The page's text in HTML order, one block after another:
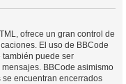
ofrece un gran control de
El uso de BBCode
puede ser
BBCode asimismo
encuentran encerrados